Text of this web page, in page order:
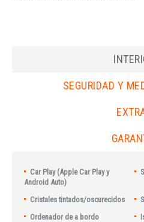
SEGURIDAD Y
Car Play (Apple Car Play y
Android Auto)
Cristales tintados/oscurecidos
Ordenador de a bordo